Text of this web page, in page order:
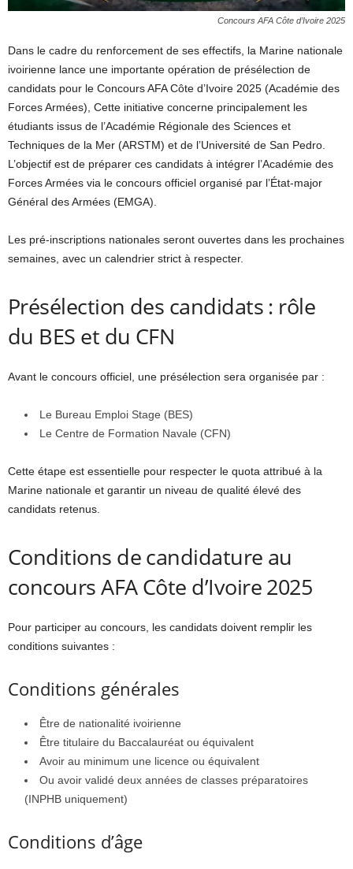
Concours AFA Côte d’Ivoire 2025
Dans le cadre du renforcement de ses effectifs, la Marine nationale
ivoirienne lance une importante opération de présélection de
candidats pour le Concours AFA Côte d’Ivoire 2025 (Académie des
Forces Armées), Cette initiative concerne principalement les
étudiants issus de l’Académie Régionale des Sciences et
Techniques de la Mer (ARSTM) et de l’Université de San Pedro.
L’objectif est de préparer ces candidats à intégrer l’Académie des
Forces Armées via le concours officiel organisé par l’État-major
Général des Armées (EMGA).
Les pré-inscriptions nationales seront ouvertes dans les prochaines
semaines, avec un calendrier strict à respecter.
Présélection des candidats : rôle
du BES et du CFN
Avant le concours officiel, une présélection sera organisée par :
Le Bureau Emploi Stage (BES)
Le Centre de Formation Navale (CFN)
Cette étape est essentielle pour respecter le quota attribué à la
Marine nationale et garantir un niveau de qualité élevé des
candidats retenus.
Conditions de candidature au
concours AFA Côte d’Ivoire 2025
Pour participer au concours, les candidats doivent remplir les
conditions suivantes :
Conditions générales
Être de nationalité ivoirienne
Être titulaire du Baccalauréat ou équivalent
Avoir au minimum une licence ou équivalent
Ou avoir validé deux années de classes préparatoires
(INPHB uniquement)
Conditions d’âge